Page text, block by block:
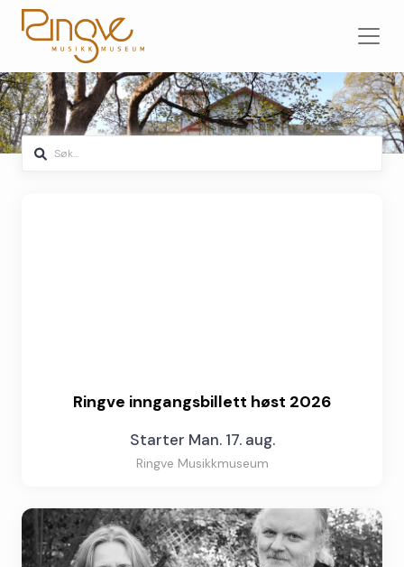
Ringve inngangsbillett høst 2026
Starter Man. 17. aug.
Ringve Musikkmuseum